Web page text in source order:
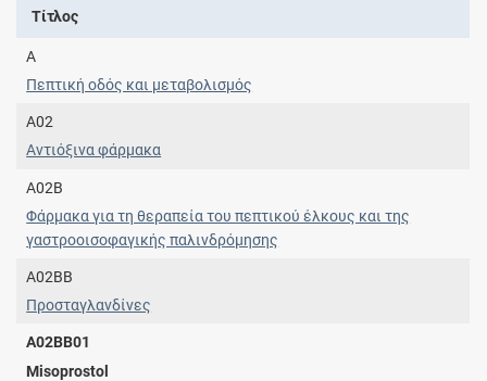
Τίτλος
A
Πεπτική οδός και μεταβολισμός
A02
Αντιόξινα φάρμακα
A02B
Φάρμακα για τη θεραπεία του πεπτικού έλκους και της
γαστροοισοφαγικής παλινδρόμησης
A02BB
Προσταγλανδίνες
A02BB01
Misoprostol